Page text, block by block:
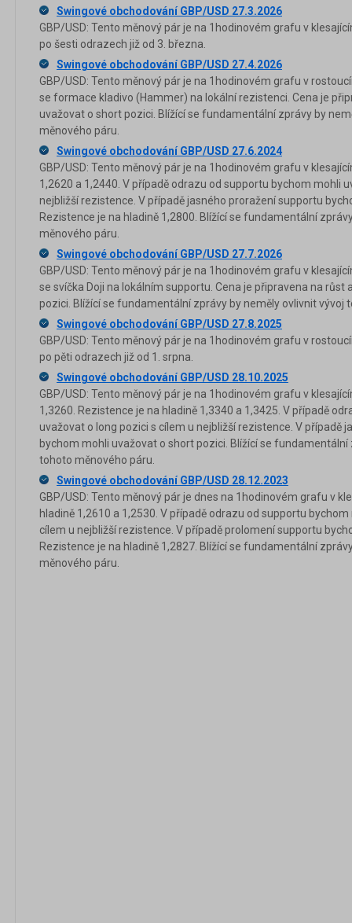
Swingové obchodování GBP/USD 27.3.2026
GBP/USD: Tento měnový pár je na 1hodinovém grafu v
po šesti odrazech již od 3. března.
Swingové obchodování GBP/USD 27.4.2026
GBP/USD: Tento měnový pár je na 1hodinovém grafu v
se formace kladivo (Hammer) na lokální rezistenci. Cena je
uvažovat o short pozici. Blížící se fundamentální zprávy by
měnového páru.
Swingové obchodování GBP/USD 27.6.2024
GBP/USD: Tento měnový pár je na 1hodinovém grafu v
1,2620 a 1,2440. V případě odrazu od supportu bychom mohli
nejbližší rezistence. V případě jasného proražení supportu
Rezistence je na hladině 1,2800. Blížící se fundamentální
měnového páru.
Swingové obchodování GBP/USD 27.7.2026
GBP/USD: Tento měnový pár je na 1hodinovém grafu v
se svíčka Doji na lokálním supportu. Cena je připravena na růst
pozici. Blížící se fundamentální zprávy by neměly ovlivnit vývoj
Swingové obchodování GBP/USD 27.8.2025
GBP/USD: Tento měnový pár je na 1hodinovém grafu v
po pěti odrazech již od 1. srpna.
Swingové obchodování GBP/USD 28.10.2025
GBP/USD: Tento měnový pár je na 1hodinovém grafu v
1,3260. Rezistence je na hladině 1,3340 a 1,3425. V případě
uvažovat o long pozici s cílem u nejbližší rezistence. V případě
bychom mohli uvažovat o short pozici. Blížící se
tohoto měnového páru.
Swingové obchodování GBP/USD 28.12.2023
GBP/USD: Tento měnový pár je dnes na 1hodinovém grafu v
hladině 1,2610 a 1,2530. V případě odrazu od supportu
cílem u nejbližší rezistence. V případě prolomení supportu
Rezistence je na hladině 1,2827. Blížící se fundamentální
měnového páru.